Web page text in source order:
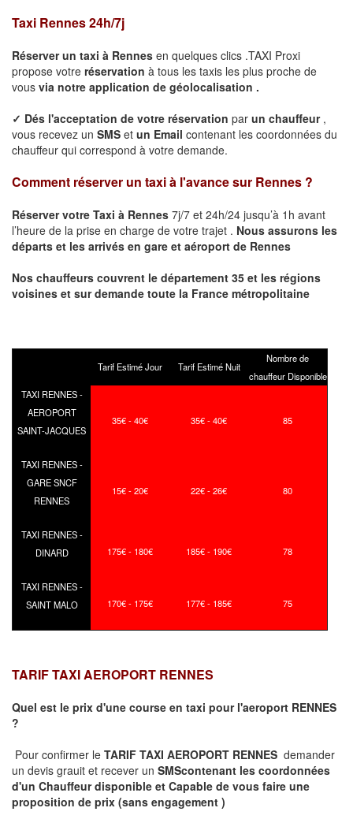
Taxi Rennes 24h/7j
Réserver un taxi à Rennes en quelques clics .TAXI Proxi
propose votre réservation à tous les taxis les plus proche de
vous via notre application de géolocalisation .
✓ Dés l'acceptation de votre réservation par un chauffeur ,
vous recevez un SMS et un Email contenant les coordonnées du
chauffeur qui correspond à votre demande.
Comment réserver un taxi à l'avance sur Rennes ?
Réserver votre Taxi à Rennes 7j/7 et 24h/24 jusqu’à 1h avant
l’heure de la prise en charge de votre trajet . Nous assurons les
départs et les arrivés en gare et aéroport de Rennes
Nos chauffeurs couvrent le département 35 et les régions
voisines et sur demande toute la France métropolitaine
Tarif Estimé Jour Tarif Estimé Nuit
Nombre de
chauffeur Disponible
TAXI RENNES -
AEROPORT
SAINT-JACQUES
35€ - 40€ 35€ - 40€ 85
TAXI RENNES -
GARE SNCF
RENNES
15€ - 20€ 22€ - 26€ 80
TAXI RENNES -
DINARD
175€ - 180€ 185€ - 190€ 78
TAXI RENNES -
SAINT MALO
170€ - 175€ 177€ - 185€ 75
TARIF TAXI AEROPORT RENNES
Quel est le prix d'une course en taxi pour l'aeroport RENNES
?
Pour confirmer le TARIF TAXI AEROPORT RENNES demander
un devis grauit et recever un SMScontenant les coordonnées
d'un Chauffeur disponible et Capable de vous faire une
proposition de prix (sans engagement )